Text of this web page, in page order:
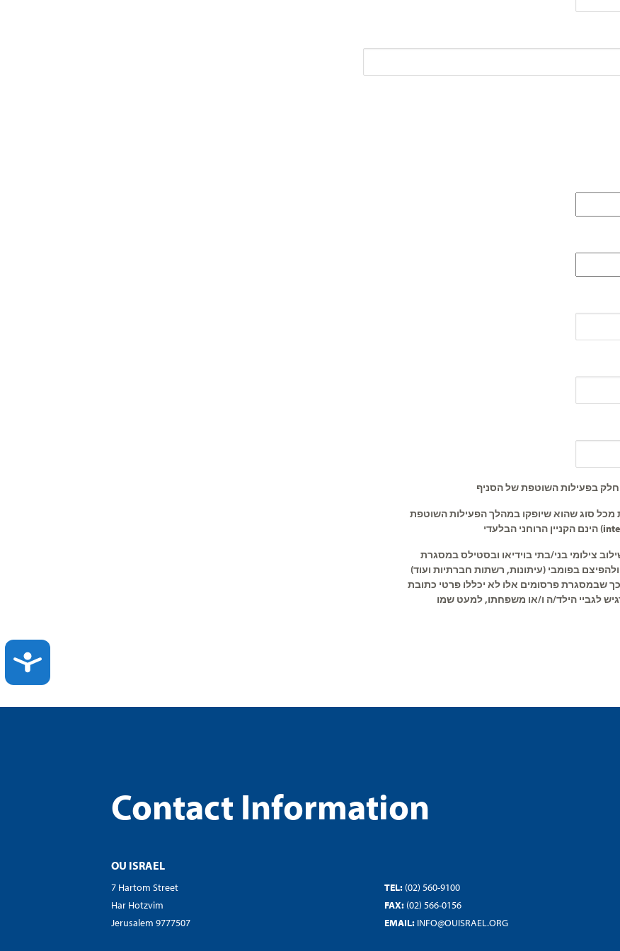
ACCESSIBILITY
בפעילות השוטפת של הסניף
מכל סוג שהוא שיופקו במהלך הפעילות השוטפת
צילומי בני/בתי בוידיאו ובסטילס במסגרת
בפומבי (עיתונות, רשתות חברתיות ועוד)
שבמסגרת פרסומים אלו לא יכללו פרטי כתובת
לגביי הילד/ה ו/או משפחתו, למעט שמו
Contact Information
OU ISRAEL
7 Hartom Street
Har Hotzvim
Jerusalem 9777507
TEL: (02) 560-9100
FAX: (02) 566-0156
EMAIL: INFO@OUISRAEL.ORG